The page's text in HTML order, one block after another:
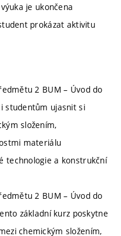
je ukončena
prokázat aktivitu
2 BUM – Úvod do
studentům ujasnit si
složením,
materiálu
technologie a konstrukční
2 BUM – Úvod do
základní kurz poskytne
chemickým složením,